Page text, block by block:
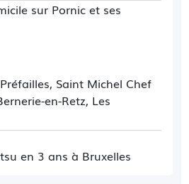
sur Pornic et ses
Saint Michel Chef
en-Retz, Les
en 3 ans à Bruxelles